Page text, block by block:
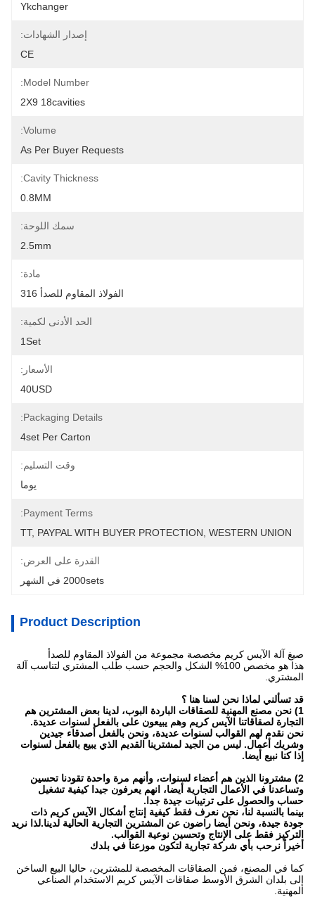
Ykchanger
إصدار الشهادات:
CE
Model Number:
2X9 18cavities
Volume:
As Per Buyer Requests
Cavity Thickness:
0.8MM
سمك اللوحة:
2.5mm
مادة:
الفولاذ المقاوم للصدأ 316
الحد الأدنى لكمية:
1Set
الأسعار:
40USD
Packaging Details:
4set Per Carton
وقت التسليم:
يوما
Payment Terms:
TT, PAYPAL WITH BUYER PROTECTION, WESTERN UNION
القدرة على العرض:
2000sets في الشهر
Product Description
صيغ آلة الآيس كريم مخصصة مجموعة من الفولاذ المقاوم للصدأ
هذا هو مخصص 100% الشكل والحجم حسب طلب المشتري لتناسب آلة
المشتري.
قد تسألني لماذا نحن لسنا هنا ؟
1) نحن مصنع المهنية للصقاقات الباردة البوب، لدينا بعض المشترين هم
التجارة لصقاقاتنا الآيس كريم وهم يبيعون على بالفعل لسنوات عديدة.
نحن نقدم لهم القوالب لسنوات عديدة، ونحن بالفعل أصدقاء جيدين
وشريك أعمال. ليس من الجيد لمشترينا القديم الذي يبيع بالفعل لسنوات
إذا كنا نبيع أيضا.
2) مشترونا الذين هم أعضاء لسنوات، وأنهم مرة واحدة تقودنا تحسين
وتساعدنا في الأعمال التجارية أيضا، انهم يعرفون جيدا كيفية تشغيل
حساب والحصول على ترتيبات جيدة جدا.
بينما بالنسبة لنا، نحن نعرف فقط كيفية إنتاج أشكال الآيس كريم ذات
جودة جيدة، ونحن أيضا راضون عن المشترين التجارية الحالية لدينا.لذا نريد
التركيز فقط على الإنتاج وتحسين نوعية القوالب.
أخيراً نرحب بأي شركة تجارية لتكون موزعنا في بلدك
كما في المصنع، فمن الصقاقات المخصصة للمشترين، حاليا البيع الساخن
إلى بلدان الشرق الأوسط صقاقات الآيس كريم الاستخدام الصناعي
المهنية.